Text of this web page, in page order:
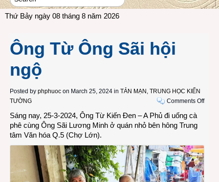
Thứ Bảy ngày 08 tháng 8 năm 2026
Ông Từ Ông Sãi hội
ngộ
Posted by phphuoc on March 25, 2024 in TẢN MẠN , TRUNG HỌC KIẾN
TƯỜNG
Comments Offon
Sáng nay, 25-3-2024, Ông Từ Kiến Đen – A Phủ đi uống cà
phê cùng Ông Sãi Lương Minh ở quán nhỏ bên hông Trung
tâm Văn hóa Q.5 (Chợ Lớn).